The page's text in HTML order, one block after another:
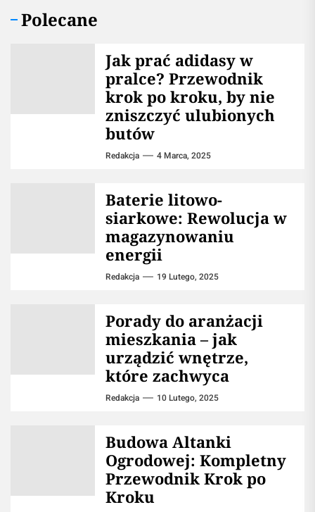
Polecane
Jak prać adidasy w
pralce? Przewodnik
krok po kroku, by nie
zniszczyć ulubionych
butów
Redakcja 4 Marca, 2025
Baterie litowo-
siarkowe: Rewolucja w
magazynowaniu
energii
Redakcja 19 Lutego, 2025
Porady do aranżacji
mieszkania – jak
urządzić wnętrze,
które zachwyca
Redakcja 10 Lutego, 2025
Budowa Altanki
Ogrodowej: Kompletny
Przewodnik Krok po
Kroku